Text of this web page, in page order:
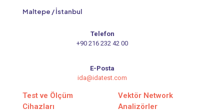
Maltepe / İstanbul
Telefon
+90 216 232 42 00
E-Posta
ida@idatest.com
Test ve Ölçüm
Cihazları
Vektör Network
Analizörler